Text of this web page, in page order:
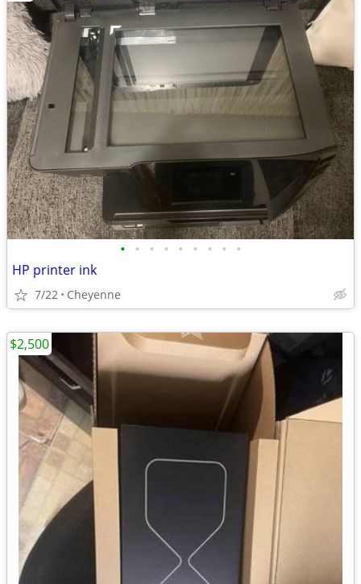
• • • • • • • • •
HP printer ink
7/22 Cheyenne
$2,500